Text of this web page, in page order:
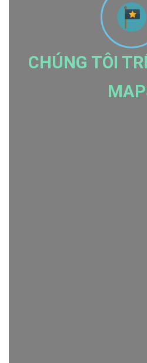
CHÚNG TÔI